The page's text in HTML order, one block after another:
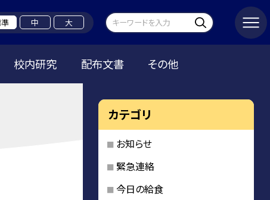
中 大
校内研究 配布文書 その他
カテゴリ
お知らせ
緊急連絡
今日の給食